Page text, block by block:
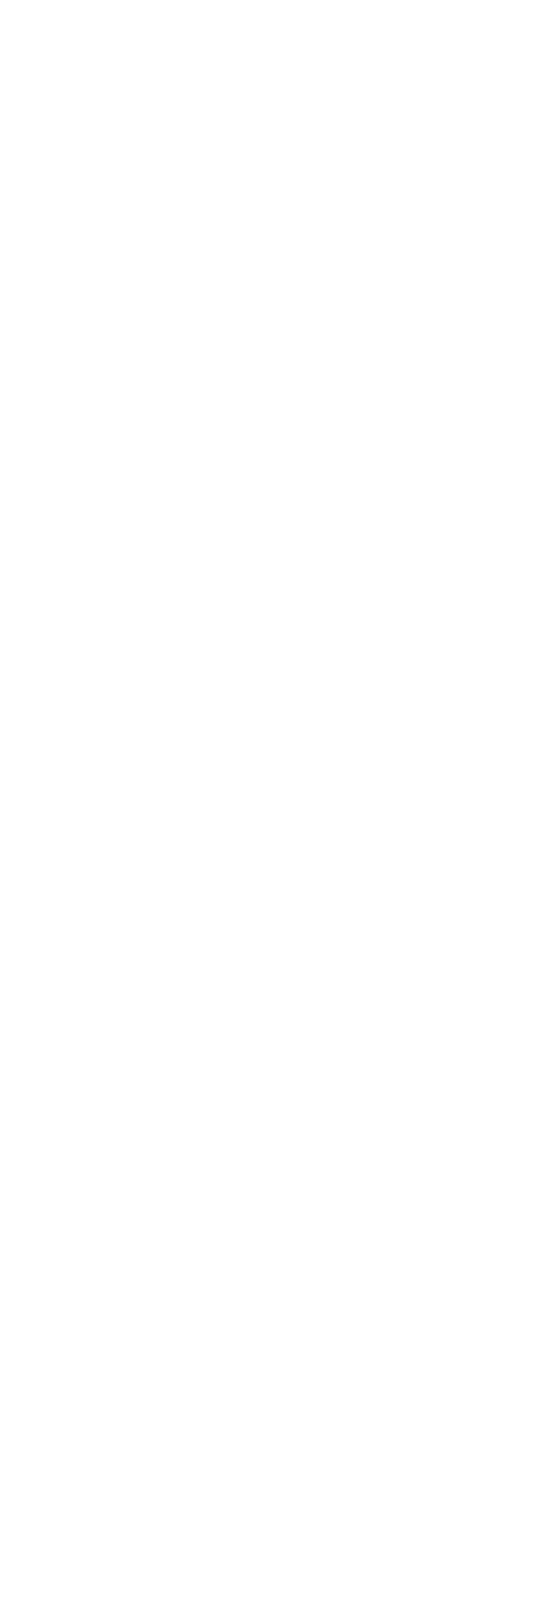
A l’issue de cette séquence, vous êtes capable
A l’issue de cette séquence, vous êtes capable
A l’issue de cette séquence, vous êtes capable
A l’issue de cette séquence, vous êtes capable